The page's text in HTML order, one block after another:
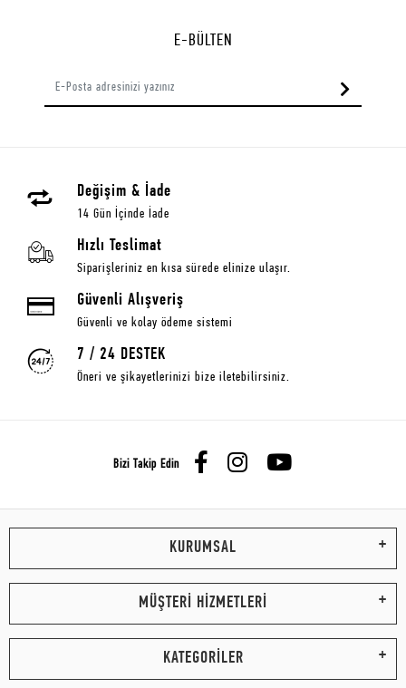
E-BÜLTEN
Değişim & İade
14 Gün İçinde İade
Hızlı Teslimat
Siparişleriniz en kısa sürede elinize ulaşır.
Güvenli Alışveriş
Güvenli ve kolay ödeme sistemi
7 / 24 DESTEK
Öneri ve şikayetlerinizi bize iletebilirsiniz.
Bizi Takip Edin
KURUMSAL
MÜŞTERİ HİZMETLERİ
KATEGORİLER